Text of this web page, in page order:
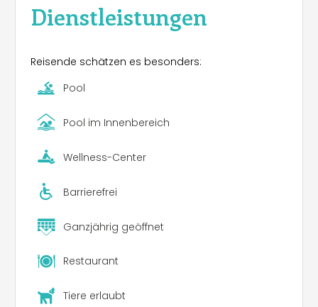
Dienstleistungen
Reisende schätzen es besonders:
Pool
Pool im Innenbereich
Wellness-Center
Barrierefrei
Ganzjährig geöffnet
Restaurant
Tiere erlaubt